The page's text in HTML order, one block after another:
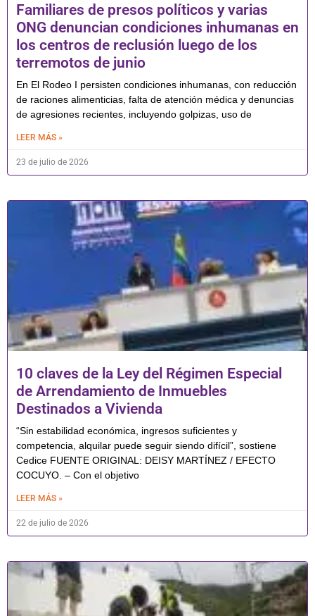
Familiares de presos políticos y varias
ONG denuncian condiciones inhumanas en
los centros de reclusión luego de los
terremotos de junio
En El Rodeo I persisten condiciones inhumanas, con reducción
de raciones alimenticias, falta de atención médica y denuncias
de agresiones recientes, incluyendo golpizas, uso de
LEER MÁS »
23 de julio de 2026
10 claves de la Ley del Régimen Especial
de Arrendamiento de Inmuebles
Destinados a Vivienda
“Sin estabilidad económica, ingresos suficientes y
competencia, alquilar puede seguir siendo difícil”, sostiene
Cedice FUENTE ORIGINAL: DEISY MARTÍNEZ / EFECTO
COCUYO. – Con el objetivo
LEER MÁS »
22 de julio de 2026